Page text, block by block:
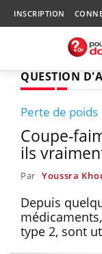
INSCRIPTION
QUESTION
Perte de poids
Coupe-
ils
Par Youssra
Depuis
type 2, sont